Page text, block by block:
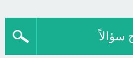
سؤالاً